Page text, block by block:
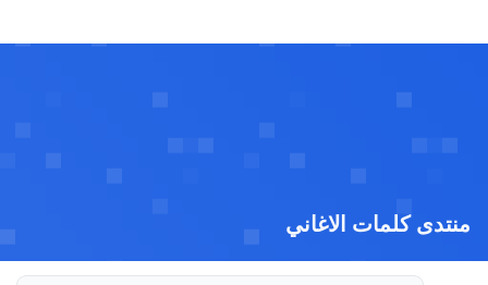
منتدى كلمات الاغاني